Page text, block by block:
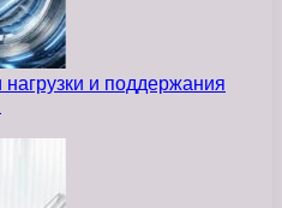
и поддержания